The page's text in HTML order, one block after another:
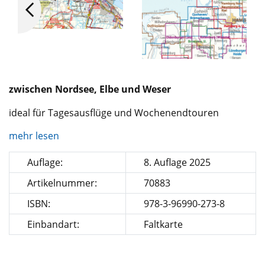
zwischen Nordsee, Elbe und Weser
ideal für Tagesausflüge und Wochenendtouren
mehr lesen
Auflage:
8. Auflage 2025
Artikelnummer:
70883
ISBN:
978-3-96990-273-8
Einbandart:
Faltkarte